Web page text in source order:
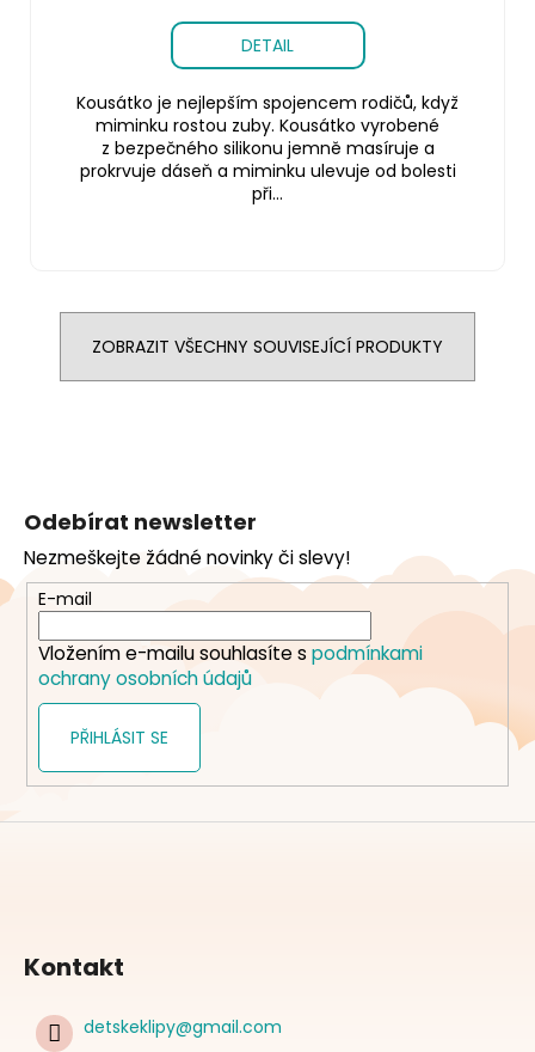
DETAIL
Kousátko je nejlepším spojencem rodičů, když
miminku rostou zuby. Kousátko vyrobené
z bezpečného silikonu jemně masíruje a
prokrvuje dáseň a miminku ulevuje od bolesti
při...
ZOBRAZIT VŠECHNY SOUVISEJÍCÍ PRODUKTY
a
t
Odebírat newsletter
Nezmeškejte žádné novinky či slevy!
E-mail
Vložením e-mailu souhlasíte s podmínkami
ochrany osobních údajů
PŘIHLÁSIT SE
Kontakt
detskeklipy@gmail.com